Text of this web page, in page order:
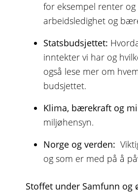
for eksempel renter
arbeidsledighet og
Statsbudsjettet:
inntekter vi har og
også lese mer om
budsjettet.
Klima, bærekraft og
miljøhensyn.
Norge og verden:
og som er med på å
Stoffet under Samfunn og